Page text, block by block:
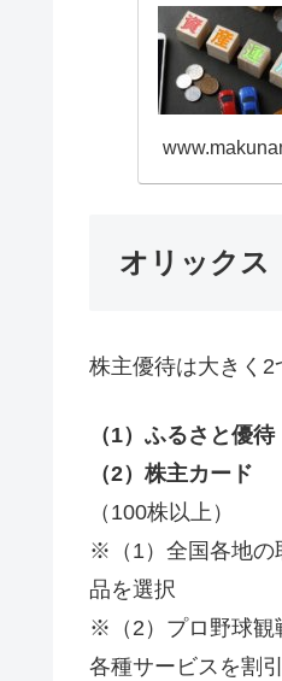
オリックス
株主優待は大きく2
（1）ふるさと優待
（2）株主カード
（100株以上）
※（1）全国各地の
品を選択
※（2）プロ野球観
各種サービスを割